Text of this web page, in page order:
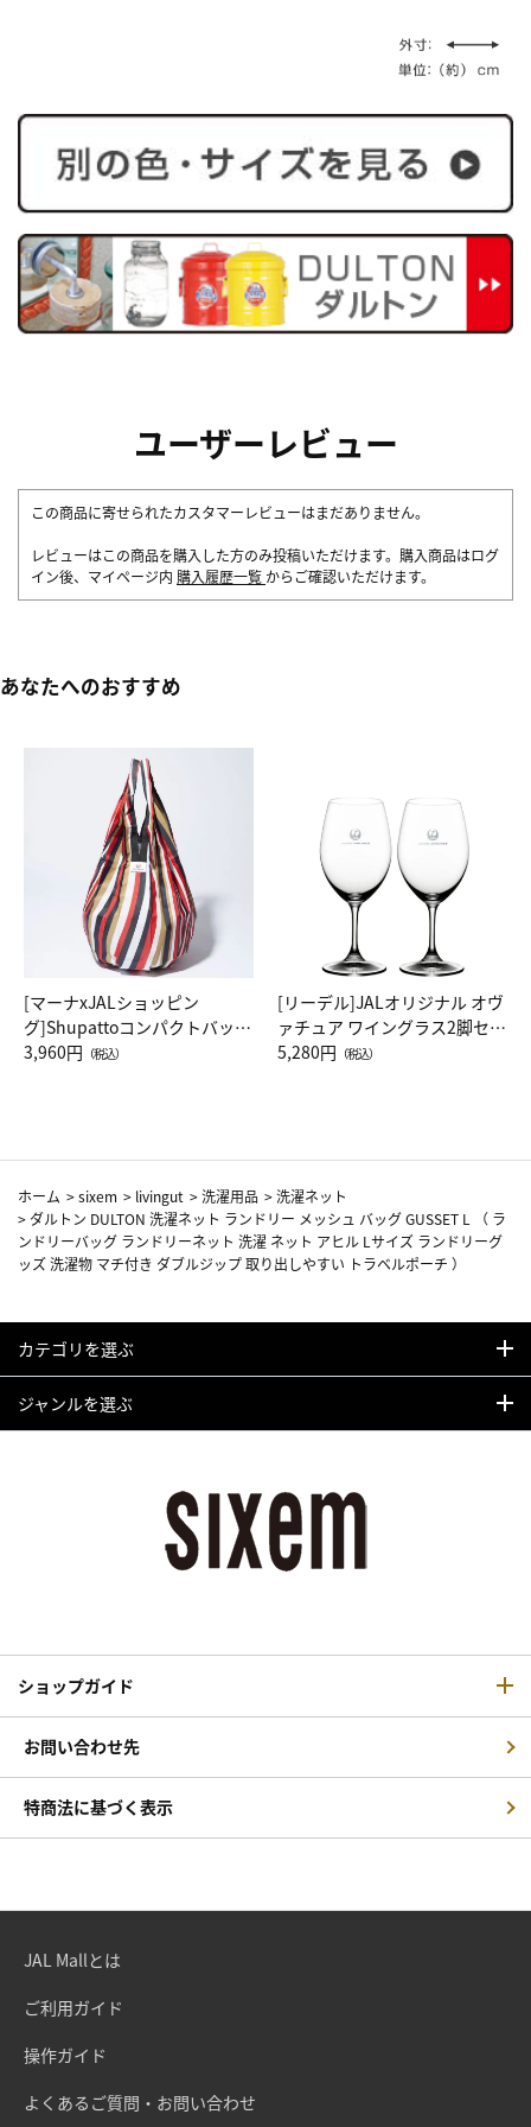
ユーザーレビュー
この商品に寄せられたカスタマーレビューはまだありません。
レビューはこの商品を購入した方のみ投稿いただけます。購入商品はログ
イン後、マイページ内 購入履歴一覧 からご確認いただけます。
あなたへのおすすめ
[マーナxJALショッピン
グ]Shupattoコンパクトバッグ
Drop JAL客室乗務員（LC）ス
3,960円 （税込）
[リーデル]JALオリジナル オヴ
ァチュア ワイングラス2脚セッ
ト（レッドワイン）
5,280円 （税込）
ホーム >sixem > livingut >洗濯用品 >洗濯ネット
> ダルトン DULTON 洗濯ネット ランドリー メッシュ バッグ GUSSET L （ ラ
ンドリーバッグ ランドリーネット 洗濯 ネット アヒル Lサイズ ランドリーグ
ッズ 洗濯物 マチ付き ダブルジップ 取り出しやすい トラベルポーチ ）
カテゴリを選ぶ
ジャンルを選ぶ
ショップガイド
お問い合わせ先
特商法に基づく表示
JAL Mallとは
ご利用ガイド
操作ガイド
よくあるご質問・お問い合わせ